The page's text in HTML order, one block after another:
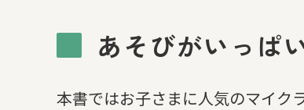
あそびがいっぱ
本書ではお子さまに人気のマイク